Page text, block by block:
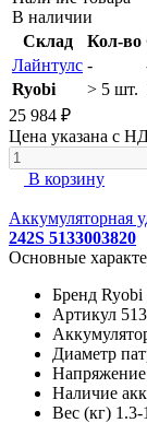
В наличии
Склад
Кол-во
Лайнтулс -
Ryobi
> 5 шт.
25 984 ₽
Цена указана с
В корзину
Аккумуляторная
242S 5133003820
Основные
Бренд Ryobi
Артикул
Диаметр
Наличие
Вес (кг) 1.3-